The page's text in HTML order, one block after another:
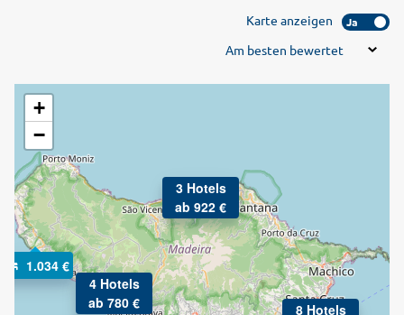
Karte anzeigen Ja
Am besten bewertet
1.034 €
4 Hotels
ab 780 €
3 Hotels
ab 922 €
8 Hotels
+
−